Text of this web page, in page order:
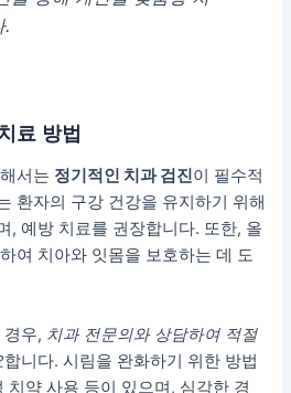
.
료 방법
서는 정기적인 치과 검진이 필수적
환자의 구강 건강을 유지하기 위해
, 예방 치료를 권장합니다. 또한, 올
여 치아와 잇몸을 보호하는 데 도
우, 치과 전문의와 상담하여 적절
합니다. 시림을 완화하기 위한 방법
치약 사용 등이 있으며, 심각한 경